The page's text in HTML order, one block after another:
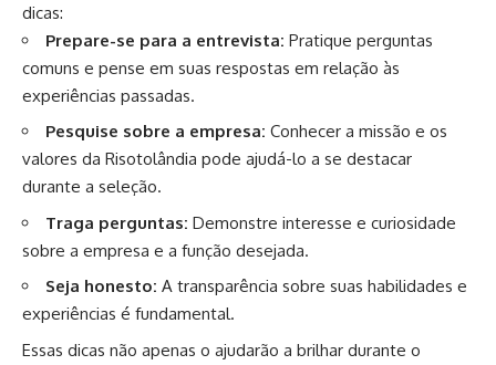
dicas:
Prepare-se para a entrevista: Pratique perguntas
comuns e pense em suas respostas em relação às
experiências passadas.
Pesquise sobre a empresa: Conhecer a missão e os
valores da Risotolândia pode ajudá-lo a se destacar
durante a seleção.
Traga perguntas: Demonstre interesse e curiosidade
sobre a empresa e a função desejada.
Seja honesto: A transparência sobre suas habilidades e
experiências é fundamental.
Essas dicas não apenas o ajudarão a brilhar durante o